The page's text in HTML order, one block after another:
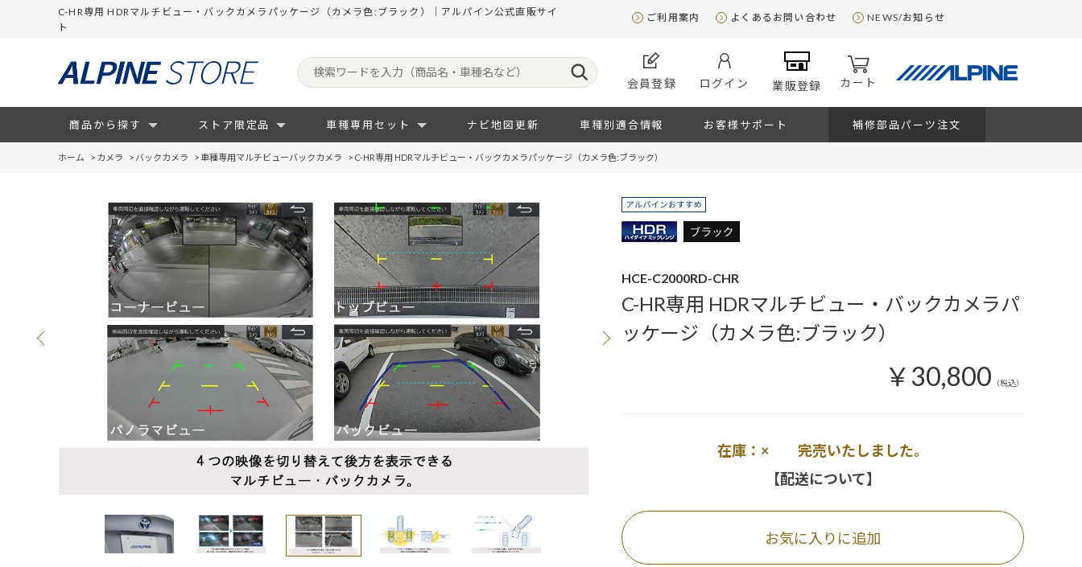
C-HR専用 HDRマルチビュー・バックカメラパッケージ（カメラ色:ブラック）｜アルパイン公式直販サイ
ト
ご利用案内 よくあるお問い合わせ NEWS/お知らせ
会員登録 ログイン 業販登録 カート
商品から探す ストア限定品 車種専用セット ナビ地図更新 車種別適合情報 お客様サポート 補修部品パーツ注文
ホーム > カメラ > バックカメラ >車種専用マルチビューバックカメラ > C-HR専用 HDRマルチビュー・バックカメラパッケージ（カメラ色:ブラック）
HCE-C2000RD-CHR
C-HR専用 HDRマルチビュー・バックカメラパ
ッケージ（カメラ色:ブラック）
￥30,800 （税込）
在庫：× 完売いたしました。
【配送について】
お気に入りに追加